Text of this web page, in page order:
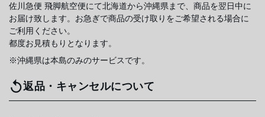
佐川急便 飛脚航空便にて北海道から沖縄県まで、商品を翌日中に
お届け致します。お急ぎで商品の受け取りをご希望される場合に
ご利用ください。
都度お見積もりとなります。
※沖縄県は本島のみのサービスです。
返品・キャンセルについて